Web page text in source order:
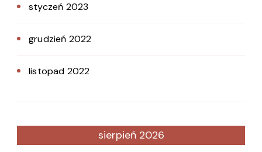
styczeń 2023
grudzień 2022
listopad 2022
sierpień 2026